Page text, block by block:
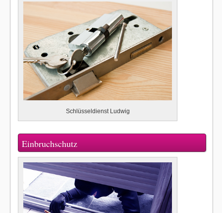
Schlüsseldienst Ludwig
Einbruchschutz